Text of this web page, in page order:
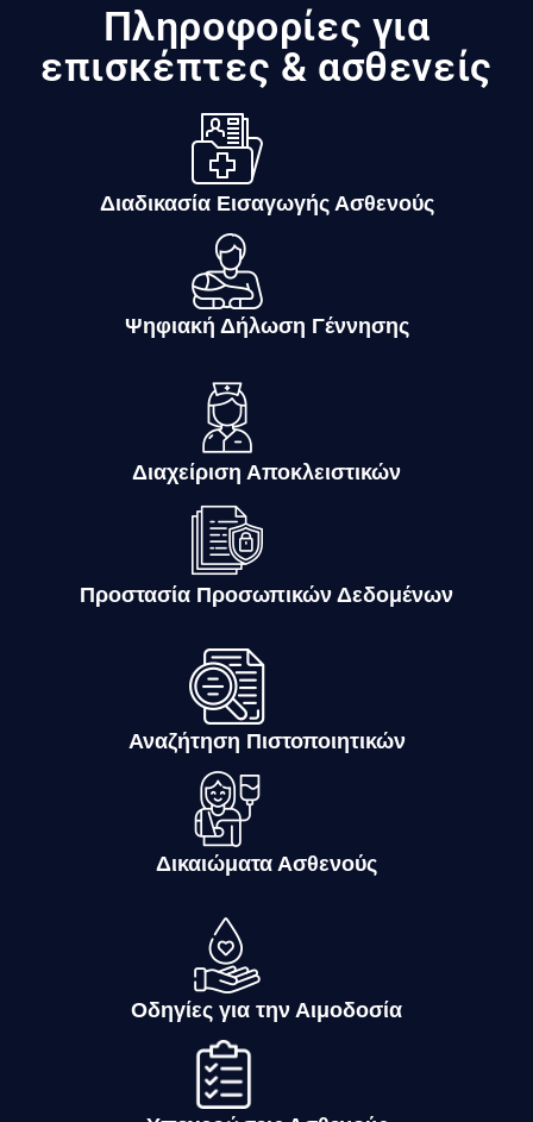
Πληροφορίες για
επισκέπτες & ασθενείς
Διαδικασία Εισαγωγής Ασθενούς
Ψηφιακή Δήλωση Γέννησης
Διαχείριση Αποκλειστικών
Προστασία Προσωπικών Δεδομένων
Αναζήτηση Πιστοποιητικών
Δικαιώματα Ασθενούς
Οδηγίες για την Αιμοδοσία